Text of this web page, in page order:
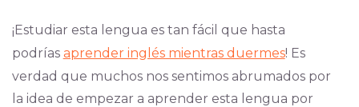
¡Estudiar esta lengua es tan fácil que hasta
podrías aprender inglés mientras duermes! Es
verdad que muchos nos sentimos abrumados por
la idea de empezar a aprender esta lengua por